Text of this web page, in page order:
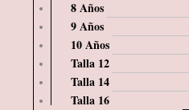
8 Años
9 Años
10 Años
Talla 12
Talla 14
Talla 16